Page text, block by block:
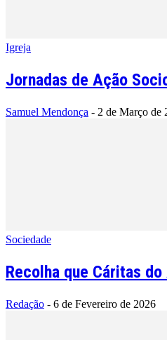
Igreja
Jornadas de Ação
Samuel Mendonça - 2 de Março de
Sociedade
Recolha que Cáritas
Redação - 6 de Fevereiro de 2026